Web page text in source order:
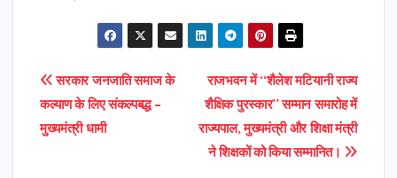
Post
navigation
राजभवन में ‘‘शैलेश मटियानी राज्य
शैक्षिक पुरस्कार’’ सम्मान समारोह में
राज्यपाल, मुख्यमंत्री और शिक्षा मंत्री
ने शिक्षकों को किया सम्मानित।
सरकार जनजाति समाज के
कल्याण के लिए संकल्पबद्ध –
मुख्यमंत्री धामी